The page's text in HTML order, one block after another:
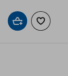
Добави вДобави